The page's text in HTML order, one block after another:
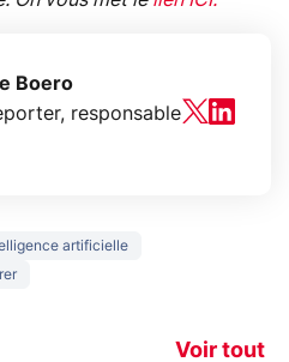
Boero
responsable
artificielle
Voir tout
navigation